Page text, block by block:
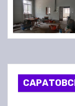
я
п
з
а